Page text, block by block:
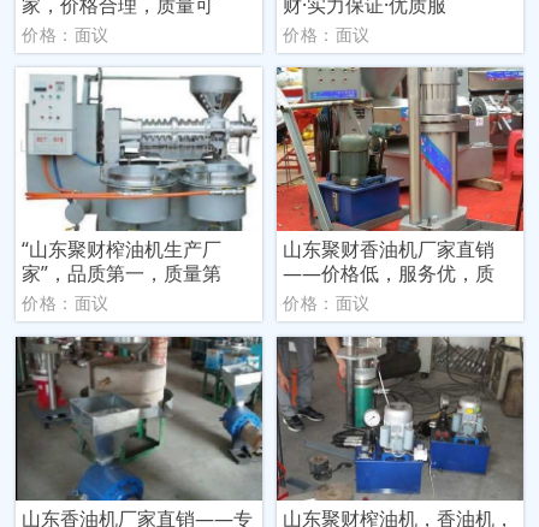
价格：面议 价格：面议
“山东聚财榨油机生产厂
家”，品质第一，质量第
价格：面议
山东聚财香油机厂家直销
——价格低，服务优，质
价格：面议
山东香油机厂家直销——专 山东聚财榨油机，香油机，